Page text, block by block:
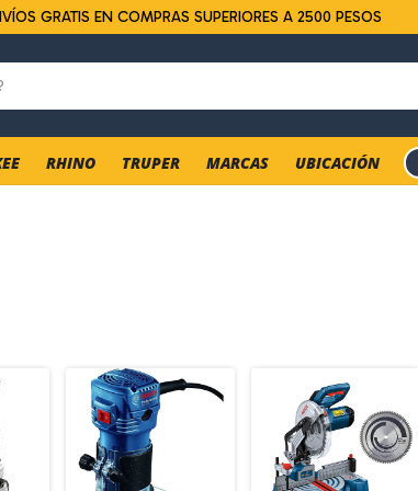
GRATIS EN COMPRAS SUPERIORES A 2500 PESOS
RHINO TRUPER MARCAS UBICACIÓN